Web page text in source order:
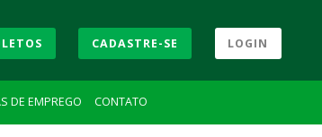
CADASTRE-SE LOGIN
DE EMPREGO CONTATO